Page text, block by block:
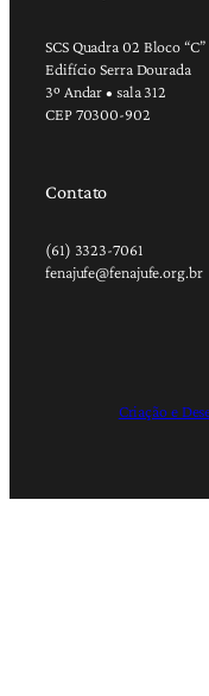
SCS Quadra 02 Bloco “C”
Edifício Serra Dourada
3º Andar • sala 312
CEP 70300-902
Contato
(61) 3323-7061
fenajufe@fenajufe.org.br
Criação e